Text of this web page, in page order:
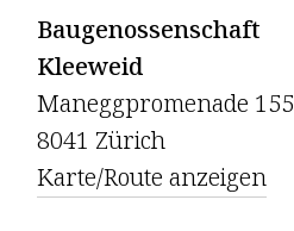
Baugenossenschaft
Kleeweid
Maneggpromenade 155
8041 Zürich
Karte/Route anzeigen